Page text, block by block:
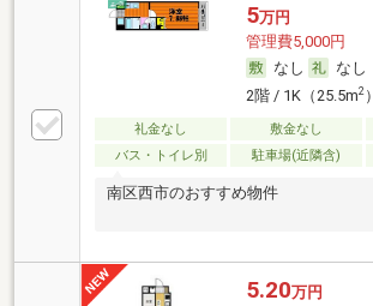
5万円
管理費5,000円
なし
なし
2階 / 1K（25.5m2）
礼金なし 敷金なし
バス・トイレ別
駐車場(近隣含)
南区西市のおすすめ物件
5.20万円